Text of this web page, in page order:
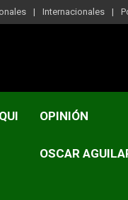
Internacionales
OPINIÓN
OSCAR